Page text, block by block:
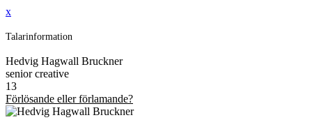
x
Talarinformation
Hedvig Hagwall Bruckner
senior creative
13
Förlösande eller förlamande?